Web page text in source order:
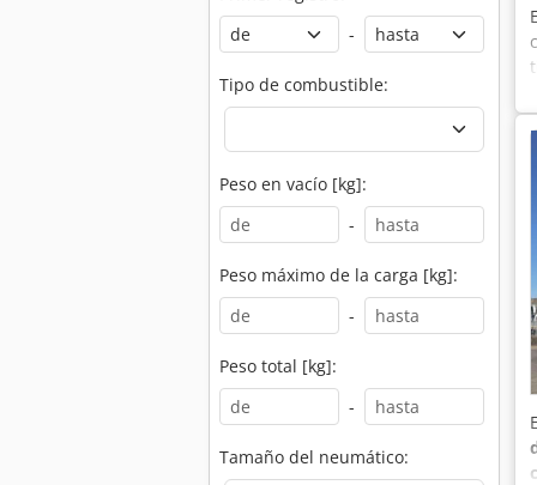
-
Tipo de combustible:
Peso en vacío [kg]:
-
Peso máximo de la carga [kg]:
-
Peso total [kg]:
-
Tamaño del neumático: